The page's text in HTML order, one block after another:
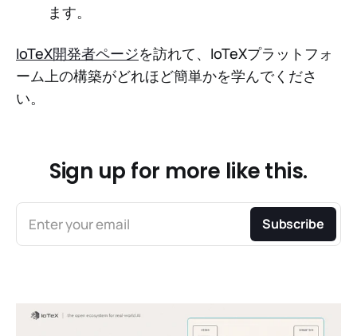
ます。
IoTeX開発者ページを訪れて、IoTeXプラットフォ
ーム上の構築がどれほど簡単かを学んでくださ
い。
Sign up for more like this.
Enter your email Subscribe